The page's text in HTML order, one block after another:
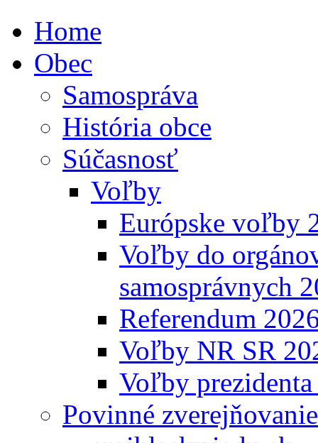
Home
Obec
Samospráva
História obce
Súčasnosť
Voľby
Európske voľby
Voľby do
samosprávnych
Referendum
Voľby NR SR
Voľby
Povinné zverejňovanie